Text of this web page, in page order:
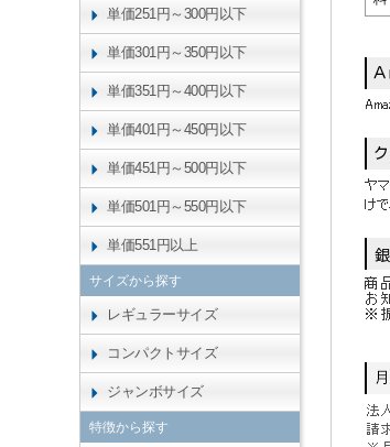
単価251円～300円以下
単価301円～350円以下
単価351円～400円以下
単価401円～450円以下
単価451円～500円以下
単価501円～550円以下
単価551円以上
サイズから探す
レギュラーサイズ
コンパクトサイズ
ジャンボサイズ
特徴から探す